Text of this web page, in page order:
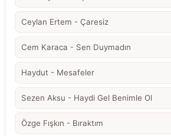
Ceylan Ertem - Çaresiz
Cem Karaca - Sen Duymadın
Haydut - Mesafeler
Sezen Aksu - Haydi Gel Benimle Ol
Özge Fışkın - Bıraktım